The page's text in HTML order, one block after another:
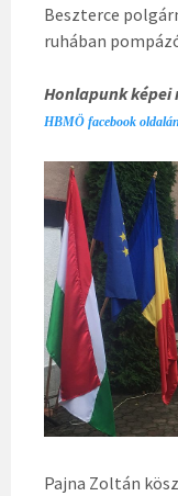
Beszterce
ruhában
Honlapunk
HBMÖ facebook
Pajna Zoltán